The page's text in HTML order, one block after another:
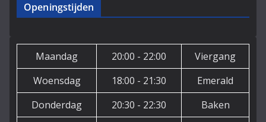
Openingstijden
Maandag 20:00 - 22:00
Viergang
Woensdag
18:00 - 21:30
Emerald
Donderdag
20:30 - 22:30
Baken